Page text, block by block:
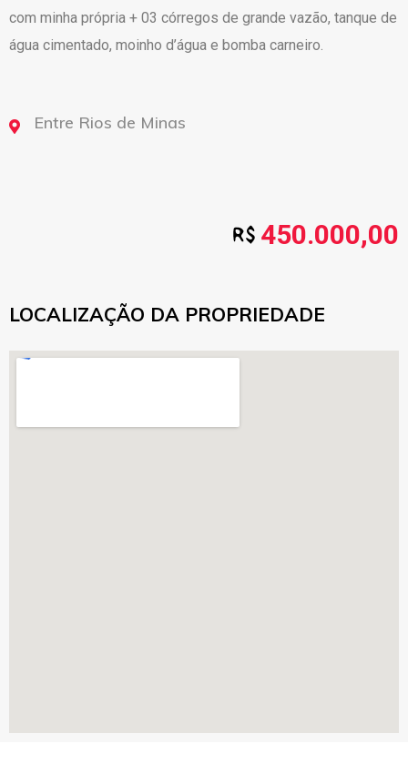
com minha própria + 03 córregos de grande vazão, tanque de
água cimentado, moinho d’água e bomba carneiro.
Entre Rios de Minas
450.000,00
LOCALIZAÇÃO DA PROPRIEDADE